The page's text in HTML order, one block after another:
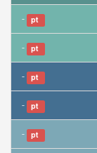
- pt
- pt
- pt
- pt
- pt